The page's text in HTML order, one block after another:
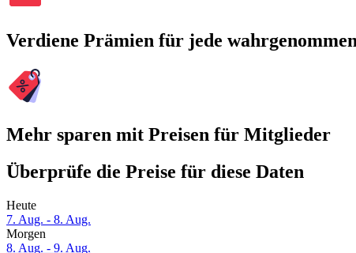
Verdiene Prämien für jede
Mehr sparen mit Preisen für Mitglieder
Überprüfe die Preise für diese Daten
Heute
7. Aug. - 8. Aug.
Morgen
8. Aug. - 9. Aug.